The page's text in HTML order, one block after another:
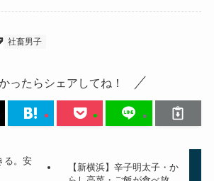
社畜男子
ったらシェアしてね！
る。安
【新横浜】辛子明太子・か